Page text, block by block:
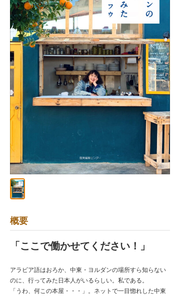
概要
「ここで働かせてください！」
アラビア語はおろか、中東・ヨルダンの場所すら知らない
のに、行ってみた日本人がいるらしい。私である。
「うわ、何この本屋・・・」。ネットで一目惚れした中東